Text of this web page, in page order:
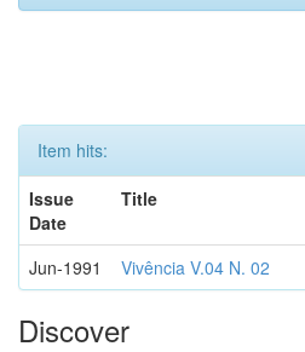
Item hits:
Issue
Date
Title
Jun-1991 Vivência V.04 N. 02
Discover